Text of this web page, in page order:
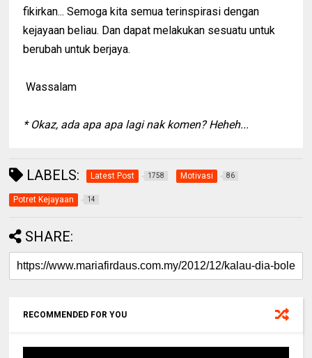
fikirkan... Semoga kita semua terinspirasi dengan
kejayaan beliau. Dan dapat melakukan sesuatu untuk
berubah untuk berjaya.
Wassalam
* Okaz, ada apa apa lagi nak komen? Heheh...
LABELS: Latest Post 1758 Motivasi 86
Potret Kejayaan 14
SHARE:
RECOMMENDED FOR YOU